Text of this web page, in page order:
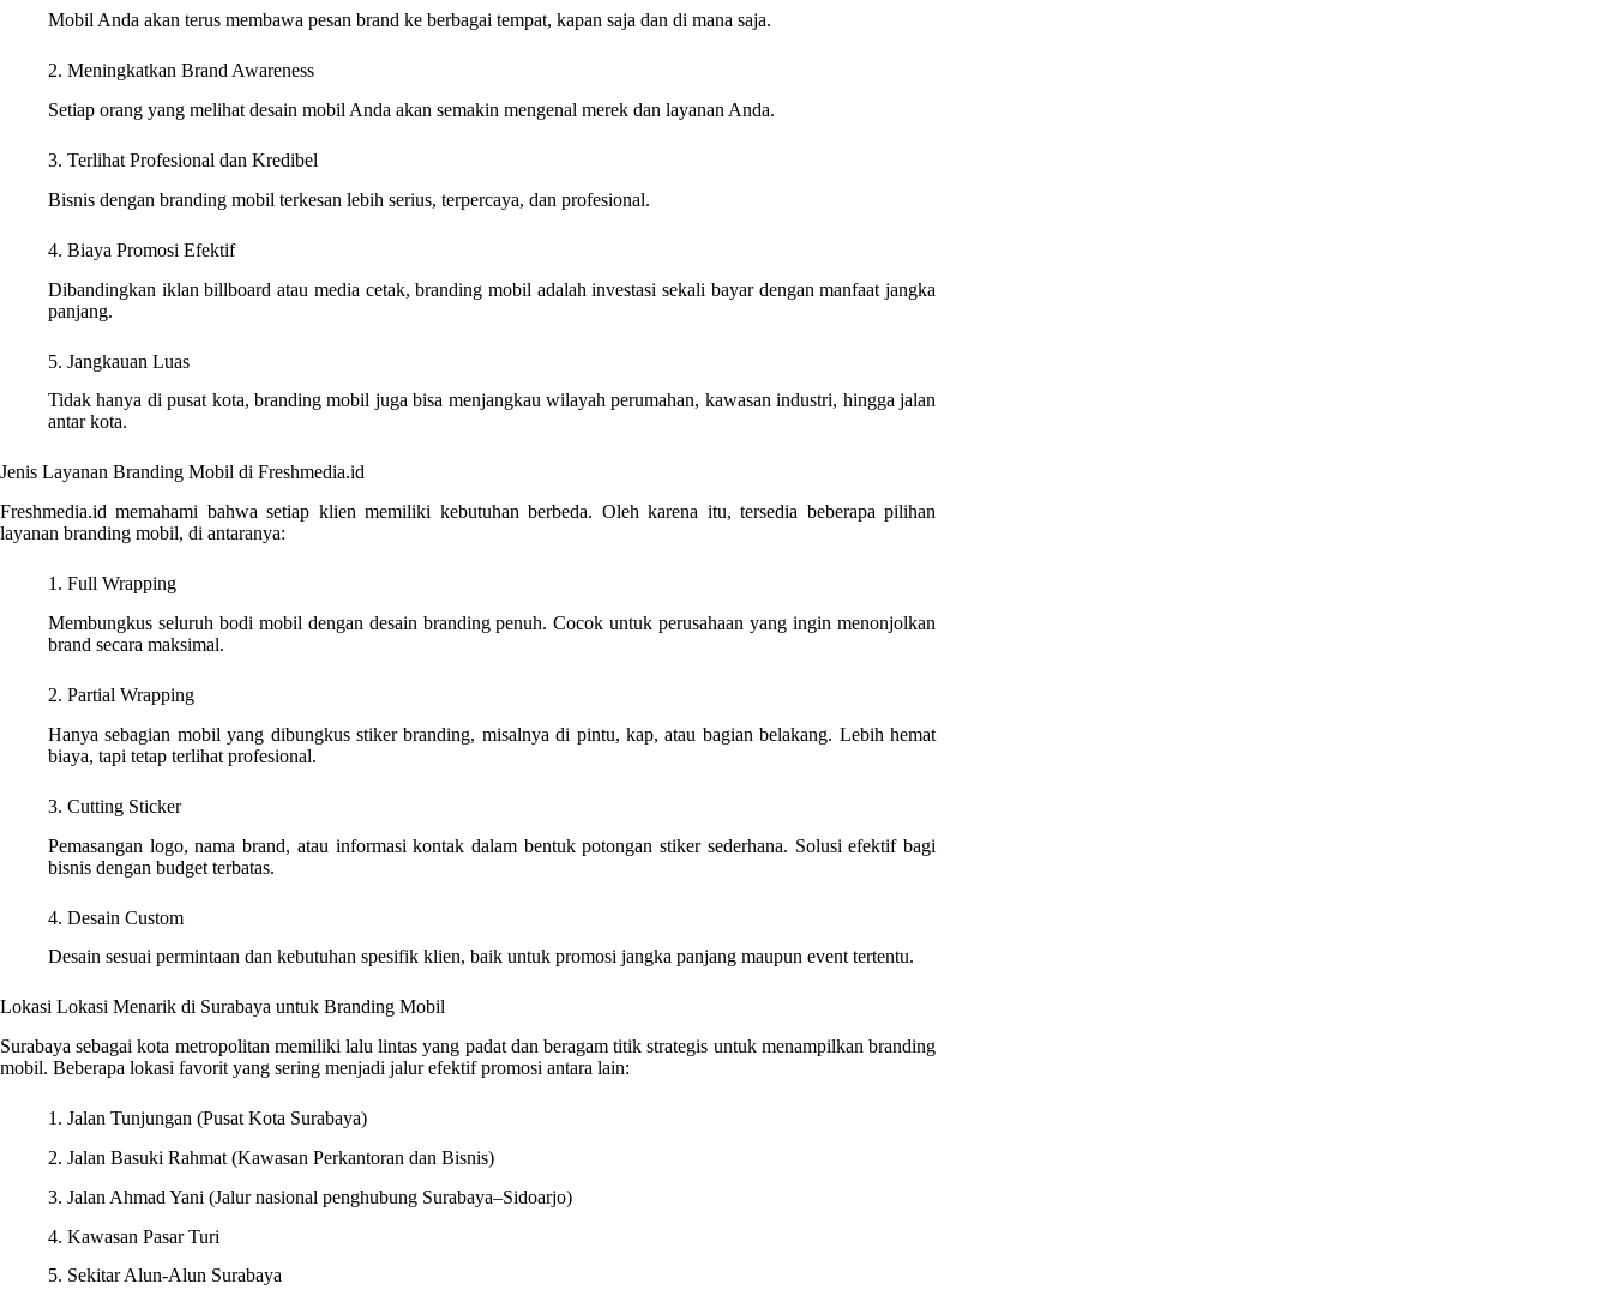
Mobil Anda akan terus membawa pesan brand ke berbagai tempat, kapan saja dan di mana saja.
2. Meningkatkan Brand Awareness
Setiap orang yang melihat desain mobil Anda akan semakin mengenal merek dan layanan Anda.
3. Terlihat Profesional dan Kredibel
Bisnis dengan branding mobil terkesan lebih serius, terpercaya, dan profesional.
4. Biaya Promosi Efektif
Dibandingkan iklan billboard atau media cetak, branding mobil adalah investasi sekali bayar dengan manfaat jangka
panjang.
5. Jangkauan Luas
Tidak hanya di pusat kota, branding mobil juga bisa menjangkau wilayah perumahan, kawasan industri, hingga jalan
antar kota.
Jenis Layanan Branding Mobil di Freshmedia.id
Freshmedia.id memahami bahwa setiap klien memiliki kebutuhan berbeda. Oleh karena itu, tersedia beberapa pilihan
layanan branding mobil, di antaranya:
1. Full Wrapping
Membungkus seluruh bodi mobil dengan desain branding penuh. Cocok untuk perusahaan yang ingin menonjolkan
brand secara maksimal.
2. Partial Wrapping
Hanya sebagian mobil yang dibungkus stiker branding, misalnya di pintu, kap, atau bagian belakang. Lebih hemat
biaya, tapi tetap terlihat profesional.
3. Cutting Sticker
Pemasangan logo, nama brand, atau informasi kontak dalam bentuk potongan stiker sederhana. Solusi efektif bagi
bisnis dengan budget terbatas.
4. Desain Custom
Desain sesuai permintaan dan kebutuhan spesifik klien, baik untuk promosi jangka panjang maupun event tertentu.
Lokasi Lokasi Menarik di Surabaya untuk Branding Mobil
Surabaya sebagai kota metropolitan memiliki lalu lintas yang padat dan beragam titik strategis untuk menampilkan branding
mobil. Beberapa lokasi favorit yang sering menjadi jalur efektif promosi antara lain:
1. Jalan Tunjungan (Pusat Kota Surabaya)
2. Jalan Basuki Rahmat (Kawasan Perkantoran dan Bisnis)
3. Jalan Ahmad Yani (Jalur nasional penghubung Surabaya–Sidoarjo)
4. Kawasan Pasar Turi
5. Sekitar Alun-Alun Surabaya